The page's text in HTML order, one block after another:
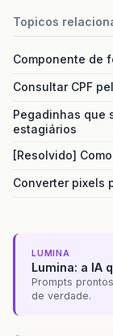
Topicos
Componente de
Consultar CPF
Pegadinhas que
estagiários
[Resolvido]
Converter pixels
LUMINA
Lumina: a IA
Prompts
de verdade.